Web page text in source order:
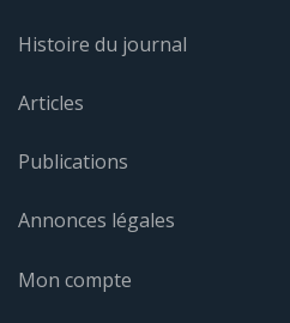
Histoire du journal
Articles
Publications
Annonces légales
Mon compte